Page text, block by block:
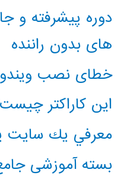
دوره پیشرفته و
های بدون راننده
خطای نصب
این کاراکتر چیست؟
معرفي يك سايت
بسته آموزشی